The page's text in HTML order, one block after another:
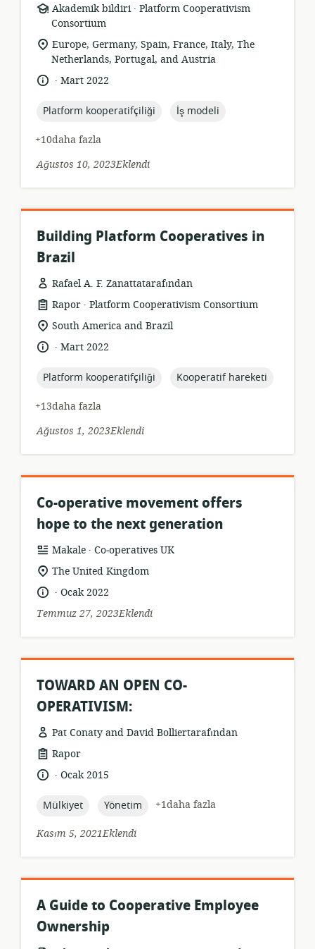
Kaynak
formatı:
Akademik bildiri .
yayıncı:
Platform Cooperativism
Consortium
Uygunluk
konumu:
Europe, Germany, Spain, France, Italy, The
Netherlands, Portugal, and Austria
Dil: .
YayınMart 2022
topic:
Platform kooperatifçiliği topic:
İş modeli
+10daha fazla
Ağustos 10, 2023Eklendi
Building Platform Cooperatives in
Brazil
Rafael A. F. Zanattatarafından
Kaynak
formatı:
Rapor .
yayıncı:
Platform Cooperativism Consortium
Uygunluk
konumu:
South America and Brazil
Dil: .
YayınMart 2022
topic:
Platform kooperatifçiliği topic:
Kooperatif hareketi
+13daha fazla
Ağustos 1, 2023Eklendi
Co-operative movement offers
hope to the next generation
Kaynak
formatı:
Makale .
yayıncı:
Co‑operatives UK
Uygunluk
konumu:
The United Kingdom
Dil: .
Yayın
tarihi:
Ocak 2022
Temmuz 27, 2023Eklendi
TOWARD AN OPEN CO-
OPERATIVISM:
Pat Conaty and David Bolliertarafından
Kaynak
formatı:
Rapor
Dil: .
YayınOcak 2015
topic:
Mülkiyet topic:
Yönetim
+1daha fazla
Kasım 5, 2021Eklendi
A Guide to Cooperative Employee
Ownership